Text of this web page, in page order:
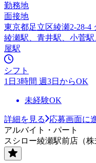
勤務地
面接地
東京都足立区綾瀬2-28-4
綾瀬駅、青井駅、小菅
屋駅
シフト
1日3時間 週3日からOK
未経験OK
詳細を見る
応募画面に
アルバイト・パート
スシロー綾瀬駅前店（